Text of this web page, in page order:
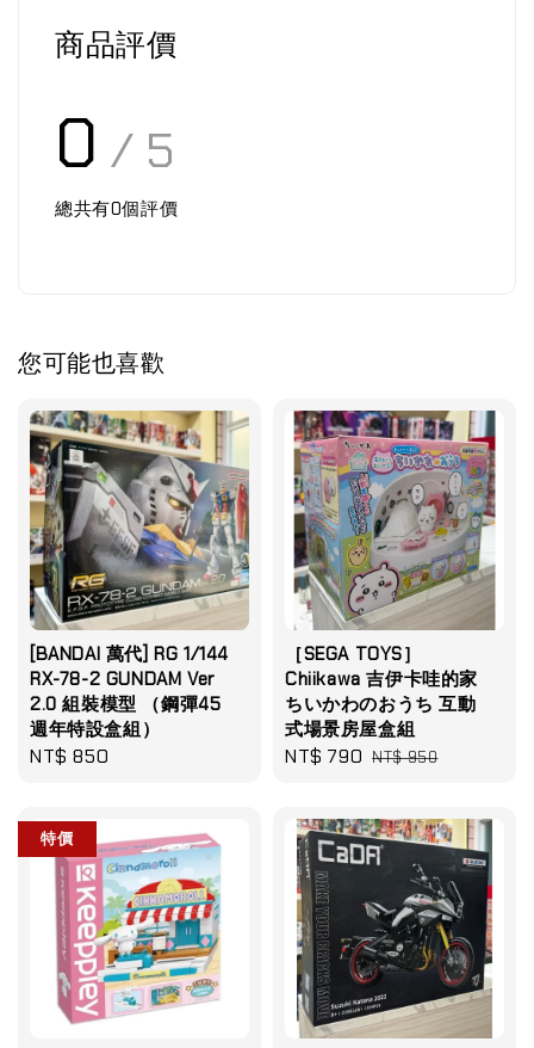
商品評價
0 / 5
總共有0個評價
您可能也喜歡
[BANDAI 萬代] RG 1/144
RX-78-2 GUNDAM Ver
2.0 組裝模型 （鋼彈45
週年特設盒組）
Regular
NT$ 850
［SEGA TOYS］
Chiikawa 吉伊卡哇的家
ちいかわのおうち 互動
式場景房屋盒組
Sale
NT$ 790 Regular
NT$ 950
特價